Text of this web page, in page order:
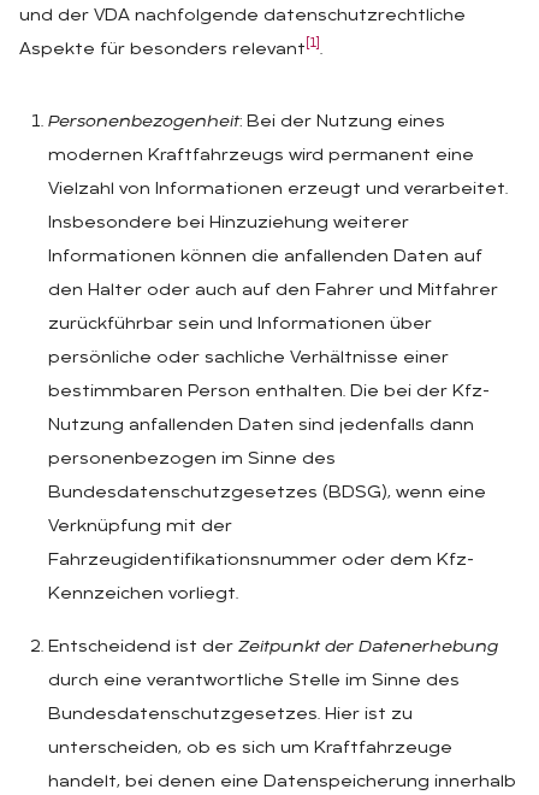
und der VDA nachfolgende datenschutzrechtliche
Aspekte für besonders relevant [1] .
Personenbezogenheit: Bei der Nutzung eines
modernen Kraftfahrzeugs wird permanent eine
Vielzahl von Informationen erzeugt und verarbeitet.
Insbesondere bei Hinzuziehung weiterer
Informationen können die anfallenden Daten auf
den Halter oder auch auf den Fahrer und Mitfahrer
zurückführbar sein und Informationen über
persönliche oder sachliche Verhältnisse einer
bestimmbaren Person enthalten. Die bei der Kfz-
Nutzung anfallenden Daten sind jedenfalls dann
personenbezogen im Sinne des
Bundesdatenschutzgesetzes (BDSG), wenn eine
Verknüpfung mit der
Fahrzeugidentifikationsnummer oder dem Kfz-
Kennzeichen vorliegt.
Entscheidend ist der Zeitpunkt der Datenerhebung
durch eine verantwortliche Stelle im Sinne des
Bundesdatenschutzgesetzes. Hier ist zu
unterscheiden, ob es sich um Kraftfahrzeuge
handelt, bei denen eine Datenspeicherung innerhalb